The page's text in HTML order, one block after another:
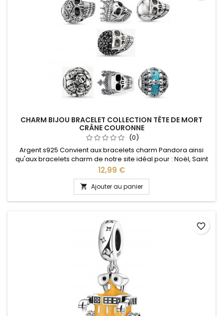
CHARM BIJOU BRACELET COLLECTION TÊTE DE MORT
CRÂNE COURONNE
(0)
Argent s925 Convient aux bracelets charm Pandora ainsi
qu'aux bracelets charm de notre site idéal pour : Noël, Saint
Valentin, anniversaire, anniversaire de mariage
Prix
12,99 €
 Ajouter au panier
favorite_border